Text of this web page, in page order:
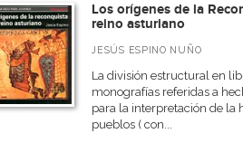
Los orígenes de la
reino asturiano
JESÚS ESPINO NUÑO
La división estructural en
monografías referidas a
para la interpretación de la
pueblos ( con...